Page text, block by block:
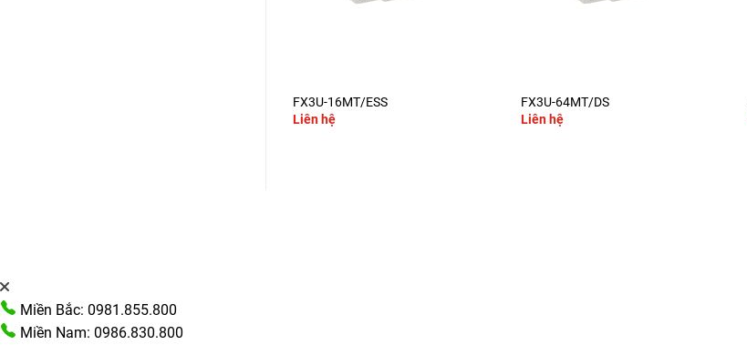
FX3U-16MT/ESS
Liên hệ
FX3U-64MT/DS
Liên hệ
Miền Bắc: 0981.855.800
Miền Nam: 0986.830.800